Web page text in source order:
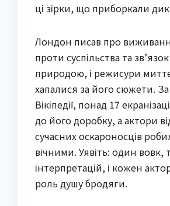
ці зірки, що приборкали
Лондон писав про
проти суспільства та
природою, і режисури
хапалися за його сюжети.
Вікіпедії, понад 17
до його доробку, а актори
сучасних оскароносців
вічними. Уявіть: один вовк,
інтерпретацій, і кожен
роль душу бродяги.